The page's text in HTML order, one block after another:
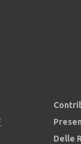
Delle